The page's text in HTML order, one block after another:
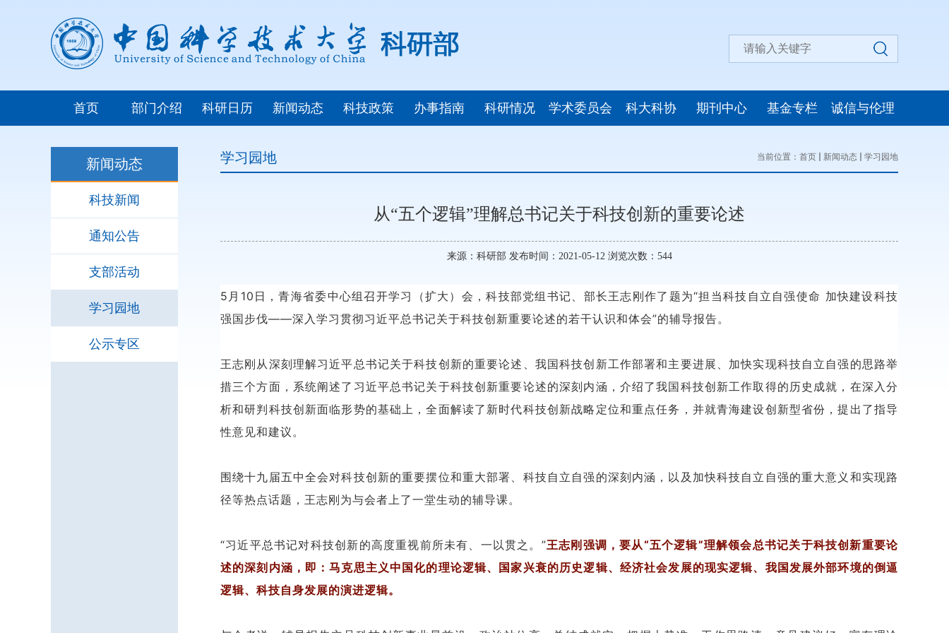
首页 部门介绍 科研日历 新闻动态 科技政策 办事指南 科研情况 学术委员会 科大科协 期刊中心 基金专栏 诚信与伦理
新闻动态
科技新闻
通知公告
支部活动
学习园地
公示专区
学习园地 当前位置： 首页 新闻动态 学习园地
从“五个逻辑”理解总书记关于科技创新的重要论述
来源：科研部 发布时间：2021-05-12 浏览次数： 544
5月10日，青海省委中心组召开学习（扩大）会，科技部党组书记、部长王志刚作了题为“担当科技自立自强使命 加快建设科技
强国步伐——深入学习贯彻习近平总书记关于科技创新重要论述的若干认识和体会”的辅导报告。
王志刚从深刻理解习近平总书记关于科技创新的重要论述、我国科技创新工作部署和主要进展、加快实现科技自立自强的思路举
措三个方面，系统阐述了习近平总书记关于科技创新重要论述的深刻内涵，介绍了我国科技创新工作取得的历史成就，在深入分
析和研判科技创新面临形势的基础上，全面解读了新时代科技创新战略定位和重点任务，并就青海建设创新型省份，提出了指导
性意见和建议。
围绕十九届五中全会对科技创新的重要摆位和重大部署、科技自立自强的深刻内涵，以及加快科技自立自强的重大意义和实现路
径等热点话题，王志刚为与会者上了一堂生动的辅导课。
“习近平总书记对科技创新的高度重视前所未有、一以贯之。”王志刚强调，要从“五个逻辑”理解领会总书记关于科技创新重要论
述的深刻内涵，即：马克思主义中国化的理论逻辑、国家兴衰的历史逻辑、经济社会发展的现实逻辑、我国发展外部环境的倒逼
逻辑、科技自身发展的演进逻辑。